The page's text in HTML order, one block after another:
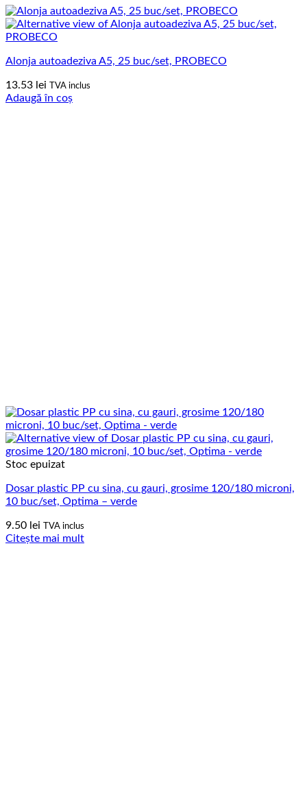
Alonja autoadeziva A5, 25 buc/set, PROBECO
13.53 lei TVA inclus
Adaugă în coș
Stoc epuizat
Dosar plastic PP cu sina, cu gauri, grosime 120/180 microni,
10 buc/set, Optima – verde
9.50 lei TVA inclus
Citește mai mult